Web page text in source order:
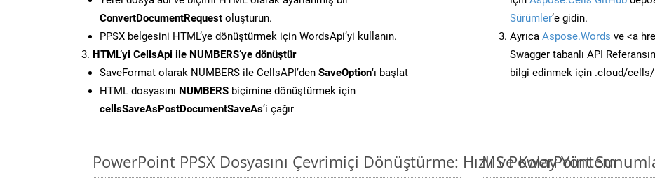
ConvertDocumentRequest oluşturun.
PPSX belgesini HTML’ye dönüştürmek için WordsApi’yi kullanın.
HTML’yi CellsApi ile NUMBERS’ye dönüştür
SaveFormat olarak NUMBERS ile CellsAPI’den SaveOption‘ı başlat
HTML dosyasını NUMBERS biçimine dönüştürmek için
cellsSaveAsPostDocumentSaveAs‘i çağır
Sürümler‘e gidin.
Ayrıca Aspose.Words ve <a
Swagger tabanlı API
bilgi edinmek için .cloud/
PowerPoint PPSX Dosyasını Çevrimiçi Dönüştürme: Hızlı ve Kolay Yöntem
MS PowerPoint